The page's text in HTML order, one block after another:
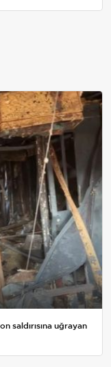
saldırısına uğrayan